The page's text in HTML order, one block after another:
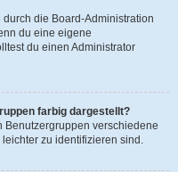
die Board-Administration
du eine eigene
du einen Administrator
farbig dargestellt?
Benutzergruppen verschiedene
zu identifizieren sind.